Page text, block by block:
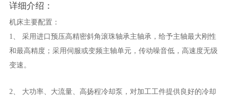
详细介绍：
机床主要配置：
1、 采用进口预压高精密斜角滚珠轴承主轴承，给予主轴最大刚性
和最高精度；采用伺服或变频主轴单元，传动噪音低，高速度无级
变速。
2、 大功率、大流量、高扬程冷却泵，对加工工件提供良好的冷却